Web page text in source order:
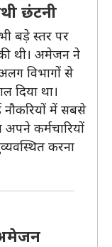
छंटनी
बड़े स्तर पर
थी। अमेजन ने
विभागों से
दिया था।
में सबसे
कर्मचारियों
करना
अमेजन